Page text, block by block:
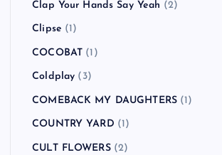
Clap Your Hands Say Yeah (2)
Clipse (1)
COCOBAT (1)
Coldplay (3)
COMEBACK MY DAUGHTERS (1)
COUNTRY YARD (1)
CULT FLOWERS(2)